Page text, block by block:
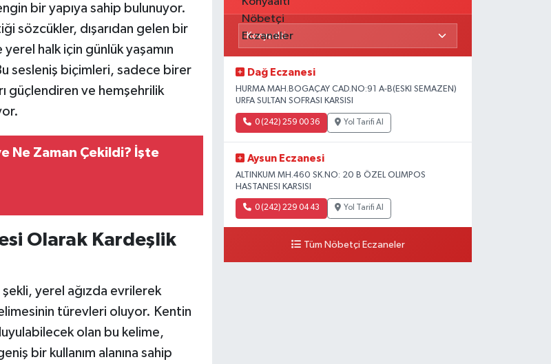
bir yapıya sahip bulunuyor.
sözcükler, dışarıdan gelen bir
yerel halk için günlük yaşamın
sesleniş biçimleri, sadece birer
güçlendiren ve hemşehrilik
Ne Zaman Çekildi? İşte
Olarak Kardeşlik
yerel ağızda evrilerek
türevleri oluyor. Kentin
olan bu kelime,
bir kullanım alanına sahip
Dağ Eczanesi
HURMA MAH.BOGAÇAY CAD.NO:91 A-B(ESKI SEMAZEN)
URFA SULTAN SOFRASI KARSISI
0 (242) 259 00 36 Yol Tarifi Al
Aysun Eczanesi
ALTINKUM MH.460 SK.NO: 20 B ÖZEL OLIMPOS
HASTANESI KARSISI
0 (242) 229 04 43 Yol Tarifi Al
Tüm Nöbetçi Eczaneler